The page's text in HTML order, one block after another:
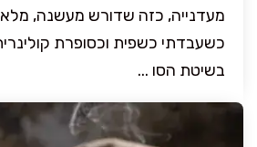
מעדנייה, כזה שדורש מעשנה, מלא
כשעבדתי כשפית וכסופרת
בשיטת הסו ...